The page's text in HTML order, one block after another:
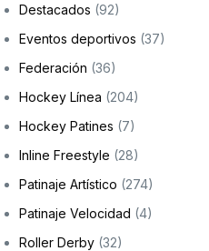
Destacados (92)
Eventos deportivos (37)
Federación (36)
Hockey Línea (204)
Hockey Patines (7)
Inline Freestyle (28)
Patinaje Artístico (274)
Patinaje Velocidad (4)
Roller Derby (32)
Clubs
Transparencia
Documentación
Blog